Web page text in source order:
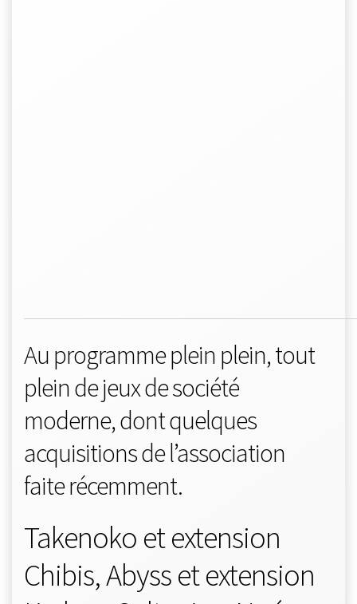
Au programme plein plein, tout
plein de jeux de société
moderne, dont quelques
acquisitions de l’association
faite récemment.
Takenoko et extension
Chibis, Abyss et extension